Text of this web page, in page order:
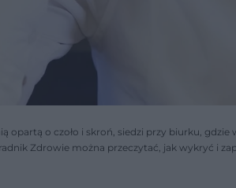
opartą o czoło i skroń, siedzi przy biurku,
Zdrowie można przeczytać, jak wykryć i